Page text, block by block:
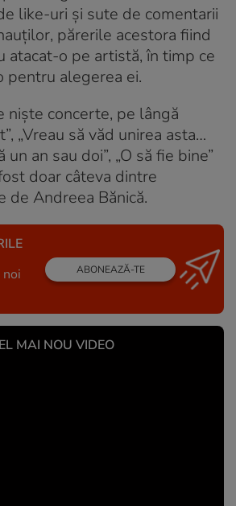
like-uri și sute de comentarii
părerile acestora fiind
atacat-o pe artistă, în timp ce
pentru alegerea ei.
niște concerte, pe lângă
„Vreau să văd unirea asta…
an sau doi”, „O să fie bine”
doar câteva dintre
de Andreea Bănică.
ABONEAZĂ-TE
MAI NOU VIDEO